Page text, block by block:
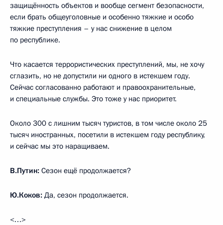
защищённость объектов и вообще сегмент безопасности,
если брать общеуголовные и особенно тяжкие и особо
тяжкие преступления – у нас снижение в целом
по республике.
Что касается террористических преступлений, мы, не хочу
сглазить, но не допустили ни одного в истекшем году.
Сейчас согласованно работают и правоохранительные,
и специальные службы. Это тоже у нас приоритет.
Около 300 с лишним тысяч туристов, в том числе около 25
тысяч иностранных, посетили в истекшем году республику,
и сейчас мы это наращиваем.
В.Путин: Сезон ещё продолжается?
Ю.Коков: Да, сезон продолжается.
<…>